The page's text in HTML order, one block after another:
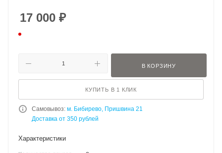
17 000 ₽
В КОРЗИНУ
КУПИТЬ В 1 КЛИК
Самовывоз: м. Бибирево, Пришвина 21
Доставка от 350 рублей
Характеристики